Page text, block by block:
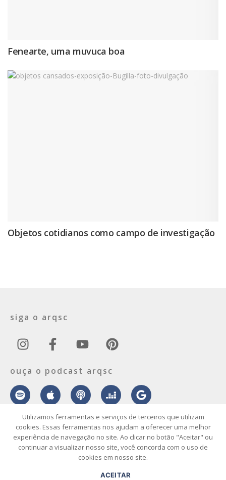
Fenearte, uma muvuca boa
Objetos cotidianos como campo de investigação
siga o arqsc
ouça o podcast arqsc
Santa Catarina – Todos os Direitos Reservados.
sobre contato envie seu projeto publicidade vídeo podcast
Utilizamos ferramentas e serviços de terceiros que utilizam
cookies. Essas ferramentas nos ajudam a oferecer uma melhor
experiência de navegação no site. Ao clicar no botão "Aceitar" ou
continuar a visualizar nosso site, você concorda com o uso de
cookies em nosso site.
ACEITAR